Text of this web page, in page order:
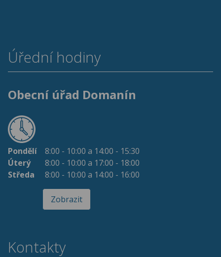
Úřední hodiny
Obecní úřad Domanín
Pondělí
8:00 - 10:00 a 14:00 - 15:30
Úterý
8:00 - 10:00 a 17:00 - 18:00
Středa
8:00 - 10:00 a 14:00 - 16:00
Zobrazit
Kontakty